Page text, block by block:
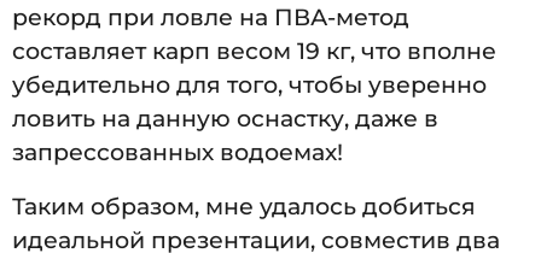
рекорд при ловле на ПВА-метод
составляет карп весом 19 кг, что вполне
убедительно для того, чтобы уверенно
ловить на данную оснастку, даже в
запрессованных водоемах!
Таким образом, мне удалось добиться
идеальной презентации, совместив два